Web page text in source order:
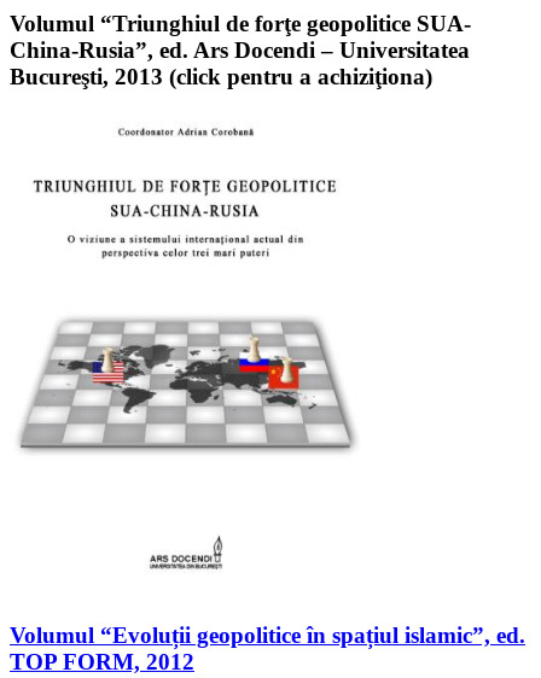
Volumul “Triunghiul de forţe geopolitice SUA-
China-Rusia”, ed. Ars Docendi – Universitatea
Bucureşti, 2013 (click pentru a achiziţiona)
Volumul “Evoluții geopolitice în spațiul islamic”, ed.
TOP FORM, 2012